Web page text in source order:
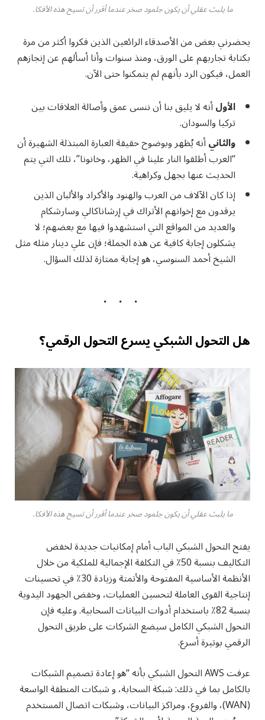
ما يلبث عقلي أن يكون جلمود صخر عندما أقرر أن تسيح هذه الأفكا.
يحضرني بعض من الأصدقاء الرائعين الذين فكروا أكثر من مرة
بكتابة تجاربهم على الورق، ومنذ سنوات وأنا أسألهم عن إنجازهم
العمل، فيكون الرد بأنهم لم يتمكنوا حتى الآن.
الأولأنه لا يليق بنا أن ننسى عمق وأصالة العلاقات بين
تركيا والسودان.
والثانيأنه يُظهر وبوضوح حقيقة العبارة المبتذلة الشهيرة أن
“العرب أطلقوا النار علينا في الظهر، وخانونا”، تلك التي يتم
الحديث عنها بجهل وكراهية.
إذا كان الآلاف من العرب والهنود والأكراد والألبان الذين
يرقدون مع إخوانهم الأتراك في إرشاناكالي وسارشكام
والعديد من المواقع التي استشهدوا فيها مع بعضهم؛ لا
يشكلون إجابة كافية عن هذه الجملة؛ فإن علي دينار مثله مثل
الشيخ أحمد السنوسي، هو إجابة ممتازة لذلك السؤال.
هل التحول الشبكي يسرع التحول الرقمي؟
ما يلبث عقلي أن يكون جلمود صخر عندما أقرر أن تسيح هذه الأفكا.
يفتح التحول الشبكي الباب أمام إمكانيات جديدة لخفض
التكاليف بنسبة 50٪ في التكلفة الإجمالية للملكية من خلال
الأنظمة الأساسية المفتوحة والأتمتة وزيادة 30٪ في تحسينات
إنتاجية القوى العاملة لتحسين العمليات، وخفض الجهود اليدوية
بنسبة 82٪ باستخدام أدوات البيانات السحابية. وعليه فإن
التحول الشبكي الكامل سيضع الشركات على طريق التحول
الرقمي بوتيرة أسرع.
عرفت AWS التحول الشبكي بأنه “هو إعادة تصميم الشبكات
بالكامل بما في ذلك: شبكة السحابة، و شبكات المنطقة الواسعة
(WAN)، والفروع، ومراكز البيانات، وشبكات اتصال المستخدم